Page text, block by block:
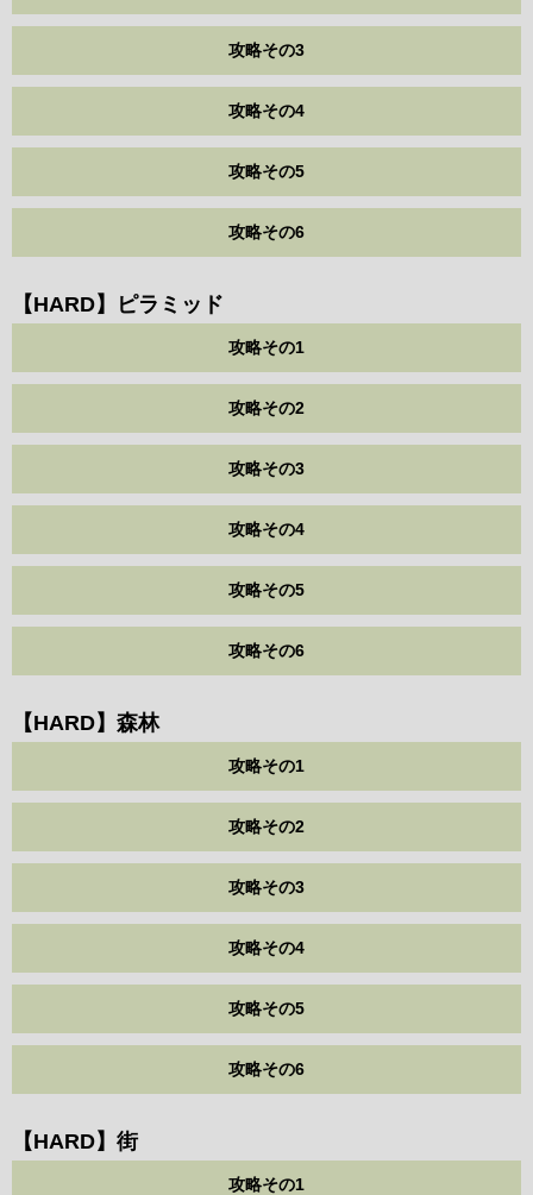
攻略その3
攻略その4
攻略その5
攻略その6
【HARD】ピラミッド
攻略その1
攻略その2
攻略その3
攻略その4
攻略その5
攻略その6
【HARD】森林
攻略その1
攻略その2
攻略その3
攻略その4
攻略その5
攻略その6
【HARD】街
攻略その1